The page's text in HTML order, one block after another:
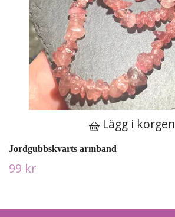
Lägg i korgen
Jordgubbskvarts armband
99 kr